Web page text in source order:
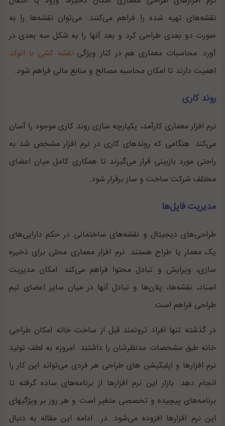
نقشه‌های تهیه شده را فراهم می‌کنند. می‌توان نقشه‌ها را به
صورت دو بعدی طراحی کرد و بعد آنها را به شکل سه بعدی در
آورد. محاسبات معماری هم در کنار ویژگی نقشه کشی با اتوکد
اهمیت دارند تا امکان محاسبه مصالح و منابع مالی فراهم شود.
روند کاری
نرم افزار معماری کارآمد، یکپارچه سازی روند کاری موجود را آسان
می‌کند. هنگامی که روندهای کاری در نرم افزار مشخص شد به
راحتی مورد بازبینی قرار می‌گیرند تا همکاری کامل میان اعضای
مختلف شرکت ساخت و ساز برقرار شود.
مدیریت فایل‌ها
طراحی‌های دیجیتال و نقشه‌های ساختمانی در حکم دارایی‌های
یک معمار یا طراح هستند. نرم افزار معماری محلی برای ذخیره
سازی، ویرایش و تبادل محتوا فراهم می‌کند. امکان مدیریت
اسناد، نقشه‌ها، پلان‌ها و تبادل آنها در میان سایر اعضای تیم
طراحی فراهم است.
در گذشته تنها افراد ثروتمند قبل از ساخت خانه امکان طراحی
خانه طبق مشخصات مدنظرشان را داشتند. امروزه به لطف تولید
نرم افزارها و اپلیکیشن های طراحی هر فردی می‌تواند این کار را
انجام دهد. بازار این نرم افزارها از برنامه‌های ساده گرفته تا
برنامه‌های پیچیده و تخصصی متغیر است و هر روز بر ویژگیهای
این نرم افزارها افزوده می‌شود. در ادامه این مقاله به دنبال